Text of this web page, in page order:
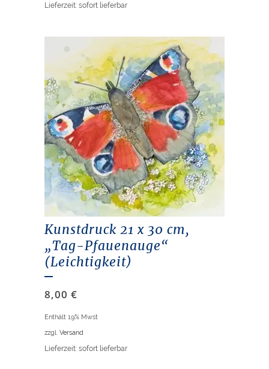
Lieferzeit: sofort lieferbar
Kunstdruck 21 x 30 cm,
„Tag-Pfauenauge“
(Leichtigkeit)
8,00 €
Enthält 19% Mwst
zzgl. Versand
Lieferzeit: sofort lieferbar